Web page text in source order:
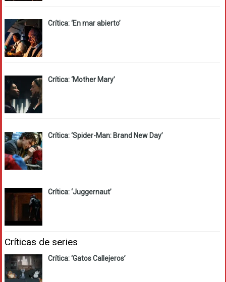
Crítica: ‘En mar abierto’
Crítica: ‘Mother Mary’
Crítica: ‘Spider-Man: Brand New Day’
Crítica: ‘Juggernaut’
Críticas de series
Crítica: ‘Gatos Callejeros’